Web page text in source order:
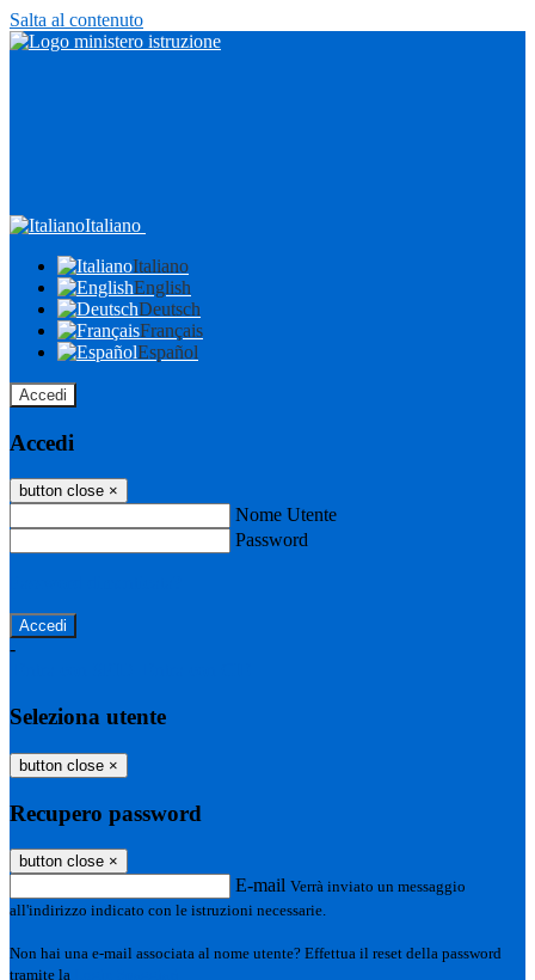
Salta al contenuto
Italiano
Italiano
English
Deutsch
Français
Español
Accedi
Accedi
button close ×
Nome Utente
Password
-
Seleziona utente
button close ×
Recupero password
button close ×
E-mail Verrà inviato un messaggio
all'indirizzo indicato con le istruzioni necessarie.
Non hai una e-mail associata al nome utente? Effettua il reset della password
tramite la